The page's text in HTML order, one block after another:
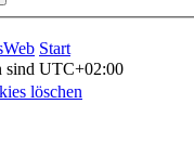
Start
sind UTC+02:00
löschen